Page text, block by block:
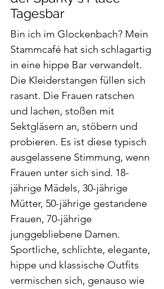
Tagesbar
Bin ich im Glockenbach? Mein
Stammcafé hat sich schlagartig
in eine hippe Bar verwandelt.
Die Kleiderstangen füllen sich
rasant. Die Frauen ratschen
und lachen, stoßen mit
Sektgläsern an, stöbern und
probieren. Es ist diese typisch
ausgelassene Stimmung, wenn
Frauen unter sich sind. 18-
jährige Mädels, 30-jährige
Mütter, 50-jährige gestandene
Frauen, 70-jährige
junggebliebene Damen.
Sportliche, schlichte, elegante,
hippe und klassische Outfits
vermischen sich, genauso wie